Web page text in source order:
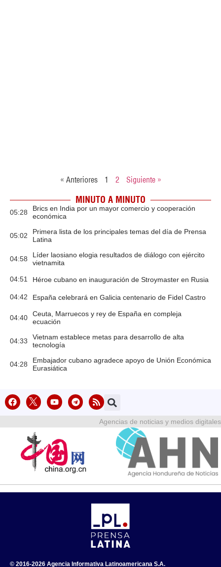
« Anteriores 1 2 Siguiente »
MINUTO A MINUTO
05:28
Brics en India por un mayor comercio y cooperación
económica
05:02
Primera lista de los principales temas del día de Prensa
Latina
04:58
Líder laosiano elogia resultados de diálogo con ejército
vietnamita
04:51 Héroe cubano en inauguración de Stroymaster en Rusia
04:42 España celebrará en Galicia centenario de Fidel Castro
04:40
Ceuta, Marruecos y rey de España en compleja
ecuación
04:33
Vietnam establece metas para desarrollo de alta
tecnología
04:28
Embajador cubano agradece apoyo de Unión Económica
Eurasiática
Agencias de noticias y medios digitales
© 2016-2026 Agencia Informativa Latinoamericana S.A.